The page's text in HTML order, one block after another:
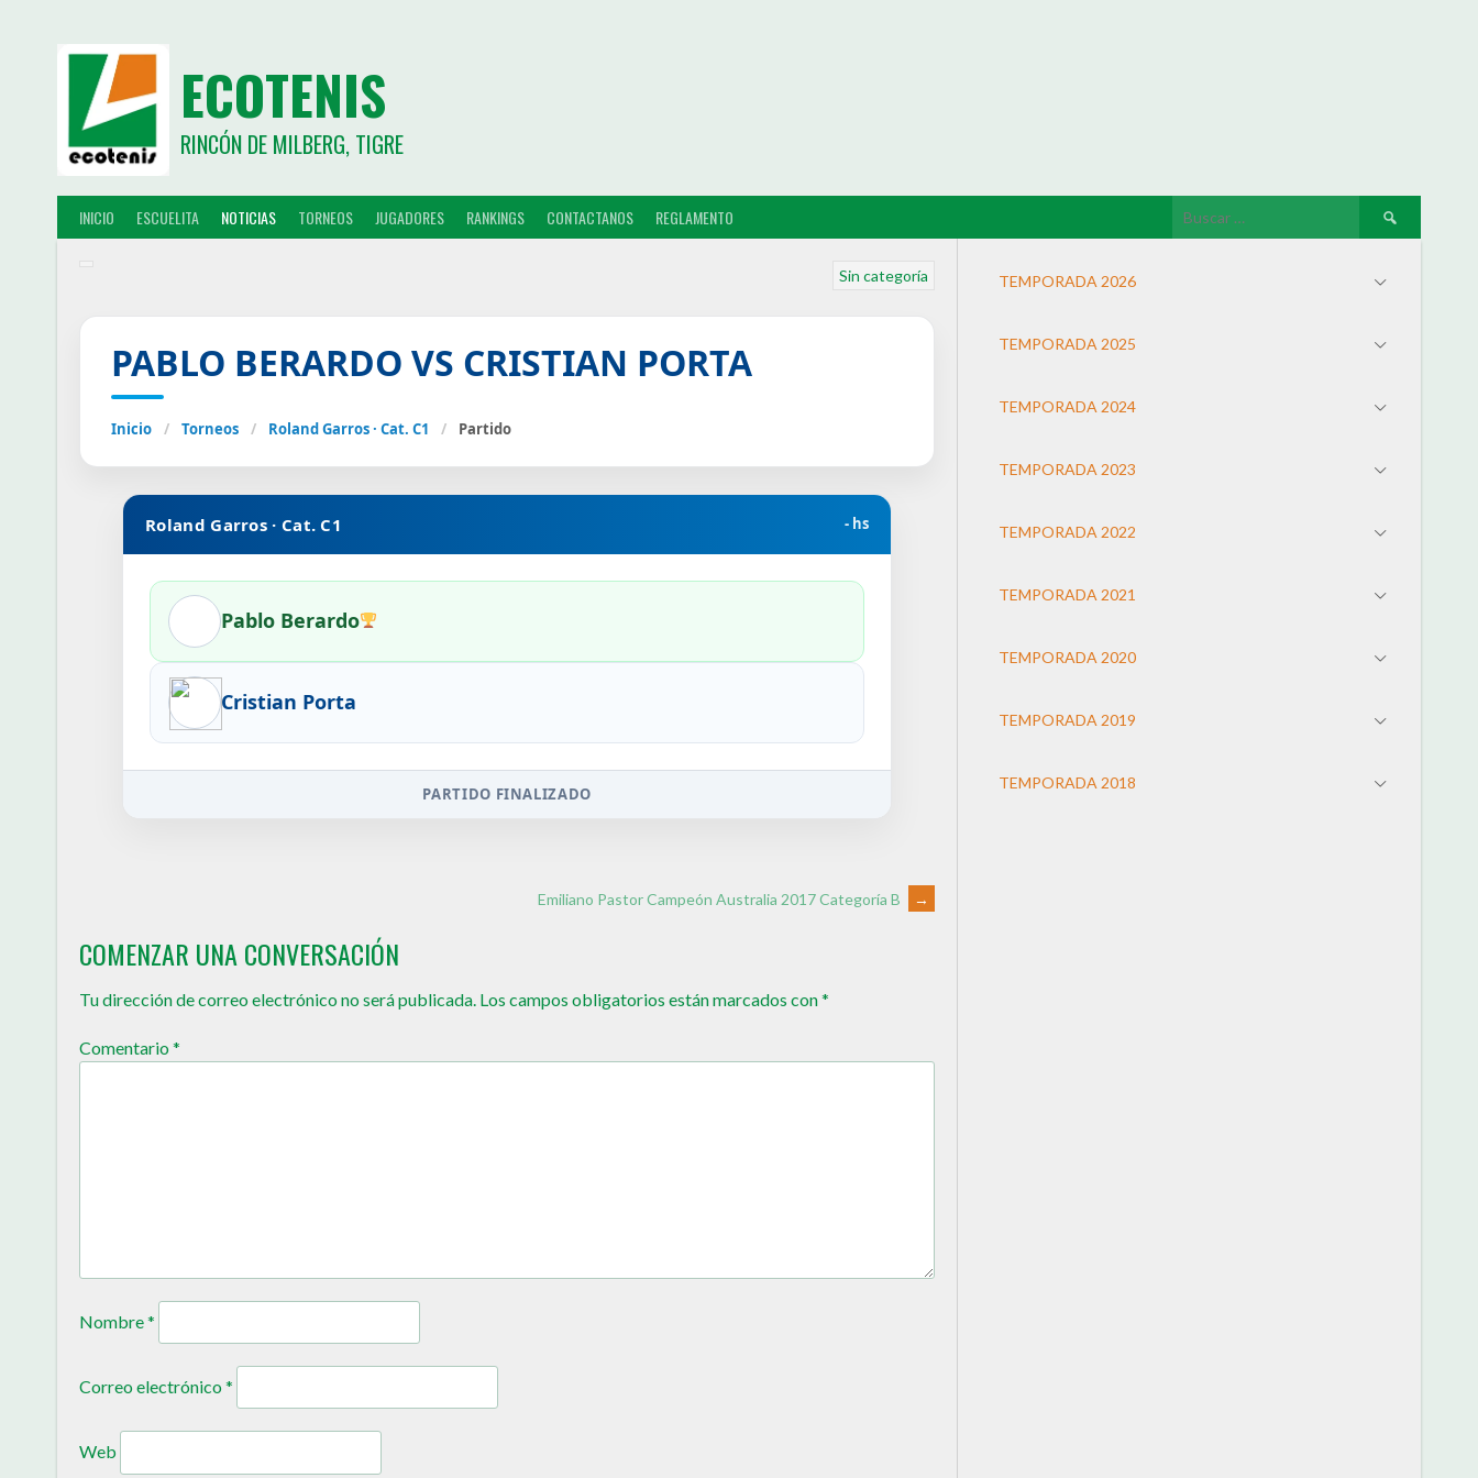
ECOTENIS
RINCÓN DE MILBERG, TIGRE
INICIO ESCUELITA NOTICIAS TORNEOS JUGADORES RANKINGS CONTACTANOS REGLAMENTO
Sin categoría
PABLO BERARDO VS CRISTIAN PORTA
Inicio / Torneos / Roland Garros · Cat. C1 / Partido
Roland Garros · Cat. C1 - hs
Pablo Berardo
Cristian Porta
PARTIDO FINALIZADO
Emiliano Pastor Campeón Australia 2017 Categoría B →
COMENZAR UNA CONVERSACIÓN
Tu dirección de correo electrónico no será publicada. Los campos obligatorios están marcados con*
Comentario*
Nombre*
Correo electrónico*
Web
TEMPORADA 2026
TEMPORADA 2025
TEMPORADA 2024
TEMPORADA 2023
TEMPORADA 2022
TEMPORADA 2021
TEMPORADA 2020
TEMPORADA 2019
TEMPORADA 2018